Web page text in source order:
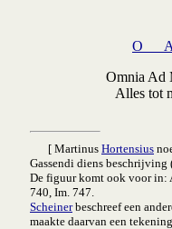
O
Omnia Ad
Alles tot
[ Martinus Hortensius
Gassendi diens beschrijving
De figuur komt ook voor in:
740, Im. 747.
Scheinerbeschreef een
maakte daarvan een